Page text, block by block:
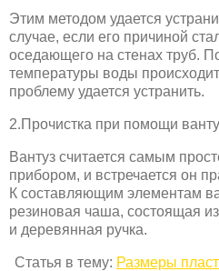
Этим методом удается
случае, если его причиной
оседающего на стенах труб.
температуры воды
проблему удается устранить.
2.Прочистка при помощи
Вантуз считается самым
прибором, и встречается он
К составляющим элементам
резиновая чаша, состоящая
и деревянная ручка.
Статья в тему: Размеры